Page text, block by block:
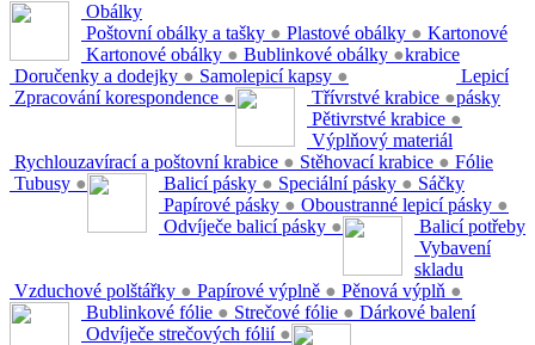
Obálky
Poštovní obálky a tašky ● Plastové obálky ●
Kartonové obálky ● Bublinkové obálky ●
Doručenky a dodejky ● Samolepicí kapsy ●
Zpracování korespondence ●
Kartonové
krabice
Třívrstvé krabice ●
Pětivrstvé krabice ●
Rychlouzavírací a poštovní krabice ● Stěhovací krabice ●
Tubusy ●
Lepicí
pásky
Balicí pásky ● Speciální pásky ●
Papírové pásky ● Oboustranné lepicí pásky ●
Odvíječe balicí pásky ●
Výplňový materiál
Vzduchové polštářky ● Papírové výplně ● Pěnová výplň ●
Fólie
Bublinkové fólie ● Strečové fólie ●
Odvíječe strečových fólií ●
Sáčky
Balicí potřeby
Vybavení
skladu
Dárkové balení